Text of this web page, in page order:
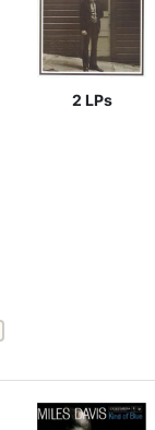
2 LPs